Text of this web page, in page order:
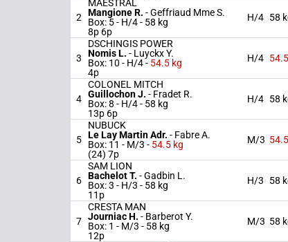
2
MAESTRAL
Mangione R. -Geffriaud Mme S.
Box: 5 - H/4 - 58 kg
8p 6p
H/4 58
3
DSCHINGIS POWER
Nomis L. - Luyckx Y.
Box: 10 - H/4 - 54.5 kg
4p
H/4
4
COLONEL MITCH
Guillochon J. - Fradet R.
Box: 8 - H/4 - 58 kg
13p 6p
H/4 58
5
NUBUCK
Le Lay Martin Adr. - Fabre A.
Box: 11 - M/3 - 54.5 kg
(24) 7p
M/3
6
SAM LION
Bachelot T. -Gadbin L.
Box: 3 - H/3 - 58 kg
11p
H/3 58
7
CRESTA MAN
Journiac H. - Barberot Y.
Box: 1 - M/3 - 58 kg
12p
M/3 58